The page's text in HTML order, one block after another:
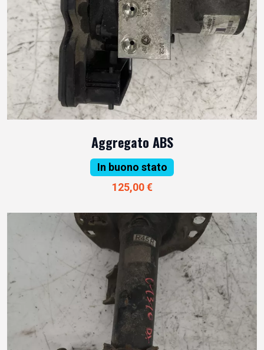
Aggregato ABS
In buono stato
125,00 €